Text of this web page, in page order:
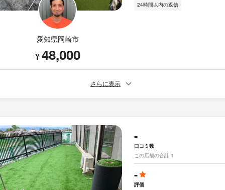
愛知県岡崎市
¥48,000
24時間以内の返信
さらに表示
-
口コミ数
この店舗の合計 1
-
評価